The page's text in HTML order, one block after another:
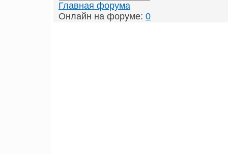
Главная форума
Онлайн на форуме: 0